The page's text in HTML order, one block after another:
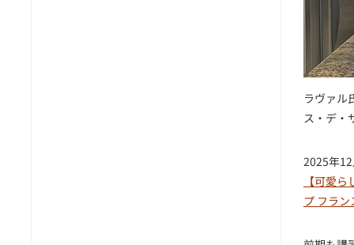
ラヴァル
ス・デ・
2025年
【可愛
プ フラ